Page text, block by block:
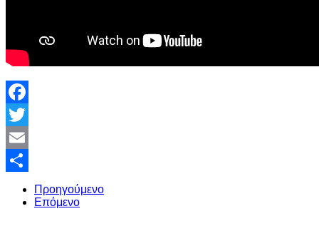
Facebook
Twitter
Email
Share
Προηγούμενο
Επόμενο